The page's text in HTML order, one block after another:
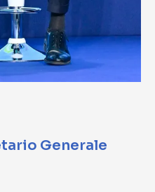
Generale